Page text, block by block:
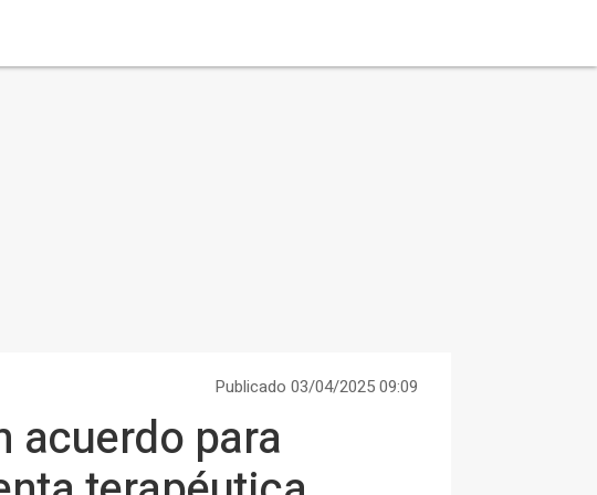
Publicado 03/04/2025 09:09
acuerdo para